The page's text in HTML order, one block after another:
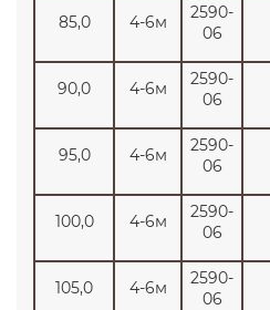
85,0 4-6м
2590-
06
90,0 4-6м
2590-
06
95,0 4-6м
2590-
06
100,0 4-6м
2590-
06
105,0 4-6м
2590-
06